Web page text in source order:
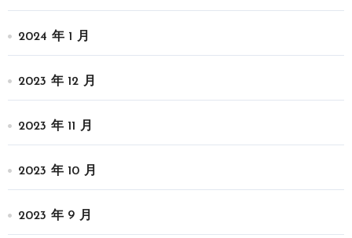
2024 年 1 月
2023 年 12 月
2023 年 11 月
2023 年 10 月
2023 年 9 月